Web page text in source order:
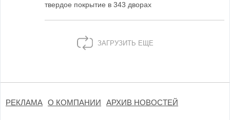
твердое покрытие в 343 дворах
ЗАГРУЗИТЬ ЕЩЕ
РЕКЛАМА О КОМПАНИИ АРХИВ НОВОСТЕЙ